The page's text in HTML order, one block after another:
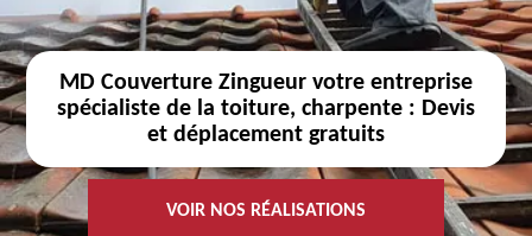
MD Couverture Zingueur votre entreprise
spécialiste de la toiture, charpente : Devis
et déplacement gratuits
VOIR NOS RÉALISATIONS